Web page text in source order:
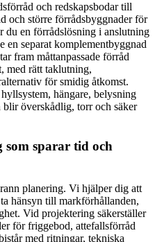
och redskapsbodar till
och större förrådsbyggnader för
du en förrådslösning i anslutning
en separat komplementbyggnad
fram måttanpassade förråd
med rätt taklutning,
för smidig åtkomst.
hängare, belysning
överskådlig, torr och säker
sparar tid och
planering. Vi hjälper dig att
hänsyn till markförhållanden,
Vid projektering säkerställer
för friggebod, attefallsförråd
med ritningar, tekniska